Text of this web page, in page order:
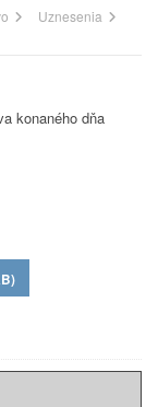
Uznesenia
konaného dňa